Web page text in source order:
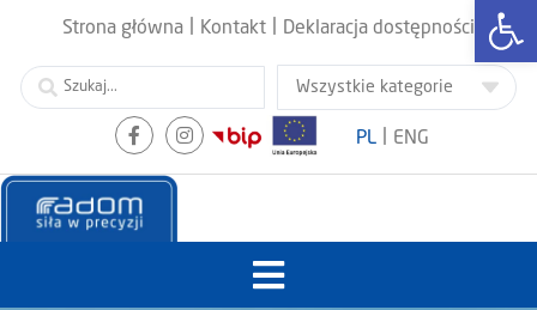
Strona główna Kontakt Deklaracja dostępności
PL ENG